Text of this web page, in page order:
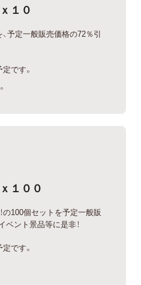
１０
予定一般販売価格の72％引
です。
１００
の100個セットを予定一般販
ベント景品等に是非！
です。